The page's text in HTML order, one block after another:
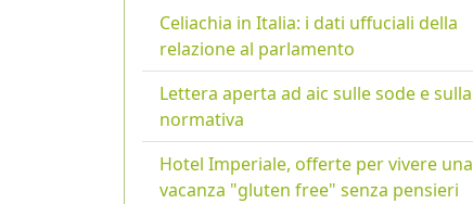
Celiachia in Italia: i dati uffuciali della
relazione al parlamento
Lettera aperta ad aic sulle sode e sulla
normativa
Hotel Imperiale, offerte per vivere una
vacanza "gluten free" senza pensieri